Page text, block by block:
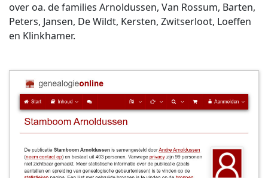
over oa. de families Arnoldussen, Van Rossum, Barten,
Peters, Jansen, De Wildt, Kersten, Zwitserloot, Loeffen
en Klinkhamer.